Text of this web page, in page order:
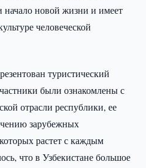
начало новой жизни и имеет
человеческой
туристический
были ознакомлены с
отрасли республики, ее
зарубежных
растет с каждым
что в Узбекистане большое